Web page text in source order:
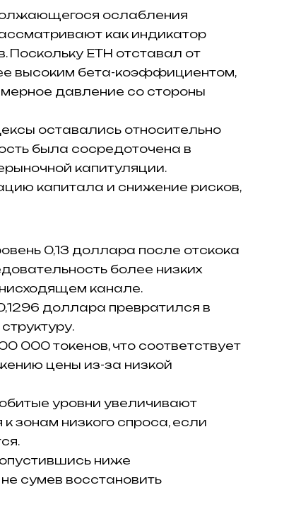
ослабления
как индикатор
Поскольку ETH отставал от
высоким бета-коэффициентом,
давление со стороны
оставались относительно
была сосредоточена в
капитуляции.
капитала и снижение рисков,
0,13 доллара после отскока
более низких
канале.
доллара превратился в
000 ​​токенов, что соответствует
цены из-за низкой
уровни увеличивают
зонам низкого спроса, если
опустившись ниже
сумев восстановить